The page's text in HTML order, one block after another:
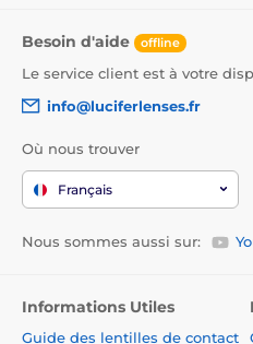
Besoin d'aide offline
Le service client est à votre
info@luciferlenses.fr
Où nous trouver
Français
Nous sommes aussi sur:
Informations Utiles
Guide des lentilles de contact